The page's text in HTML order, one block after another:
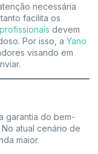
necessária
facilita os
profissionais devem
Por isso, a Yano
visando em
garantia do bem-
atual cenário de
maior.